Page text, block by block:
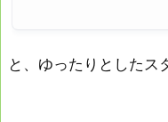
と、ゆったりとしたス